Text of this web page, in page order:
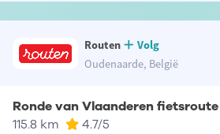
Routen
Volg
Oudenaarde, België
Ronde van Vlaanderen
115.8 km 4.7/5